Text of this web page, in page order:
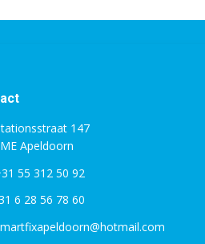
147
Apeldoorn
55 312 50 92
6 28 56 78 60